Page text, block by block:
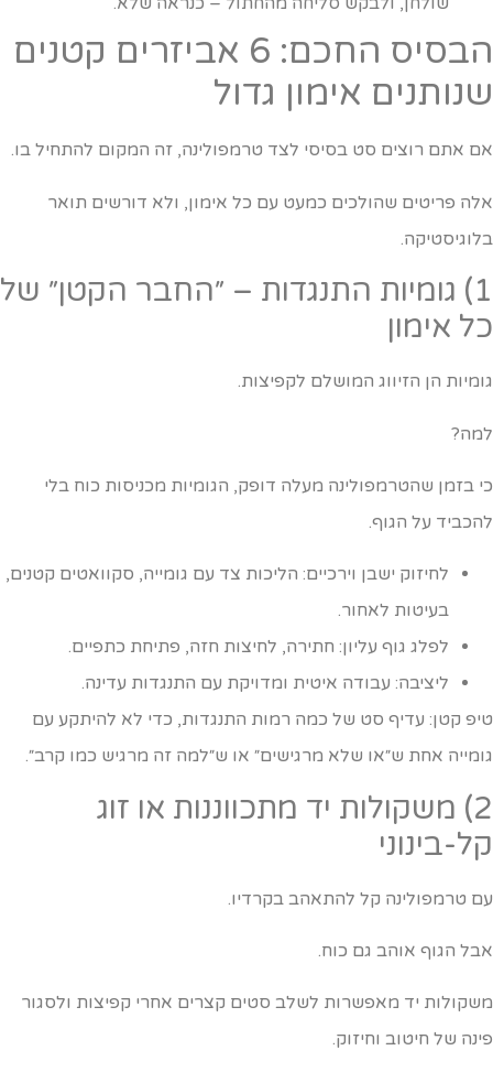
הבסיס החכם: 6 אביזרים קטנים
אימון גדול
אתם רוצים סט בסיסי לצד טרמפולינה, זה המקום להתחיל בו.
פריטים שהולכים כמעט עם כל אימון, ולא דורשים תואר
1) גומיות התנגדות – ״החבר הקטן״ של
אימון
הן הזיווג המושלם לקפיצות.
בזמן שהטרמפולינה מעלה דופק, הגומיות מכניסות כוח בלי
על הגוף.
לחיזוק ישבן וירכיים: הליכות צד עם גומייה, סקוואטים קטנים,
בעיטות לאחור.
לפלג גוף עליון: חתירה, לחיצות חזה, פתיחת כתפיים.
ליציבה: עבודה איטית ומדויקת עם התנגדות עדינה.
קטן: עדיף סט של כמה רמות התנגדות, כדי לא להיתקע עם
אחת ש״או שלא מרגישים״ או ש״למה זה מרגיש כמו קרב״.
2) משקולות יד מתכווננות או זוג
בינוני
טרמפולינה קל להתאהב בקרדיו.
הגוף אוהב גם כוח.
יד מאפשרות לשלב סטים קצרים אחרי קפיצות ולסגור
של חיטוב וחיזוק.